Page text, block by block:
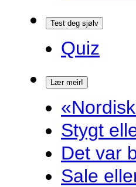
Test deg sjølv
Quiz
Lær meir!
Stygt
Det var
Sale